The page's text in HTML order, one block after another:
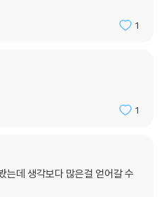
1
1
는데 생각보다 많은걸 얻어갈 수